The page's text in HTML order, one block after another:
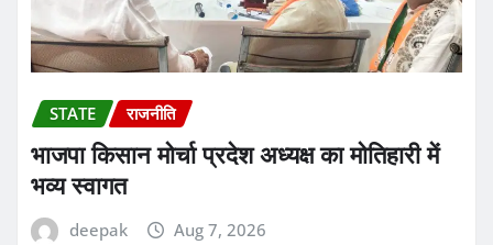
STATE राजनीति
भाजपा किसान मोर्चा प्रदेश अध्यक्ष का मोतिहारी में
भव्य स्वागत
deepak Aug 7, 2026